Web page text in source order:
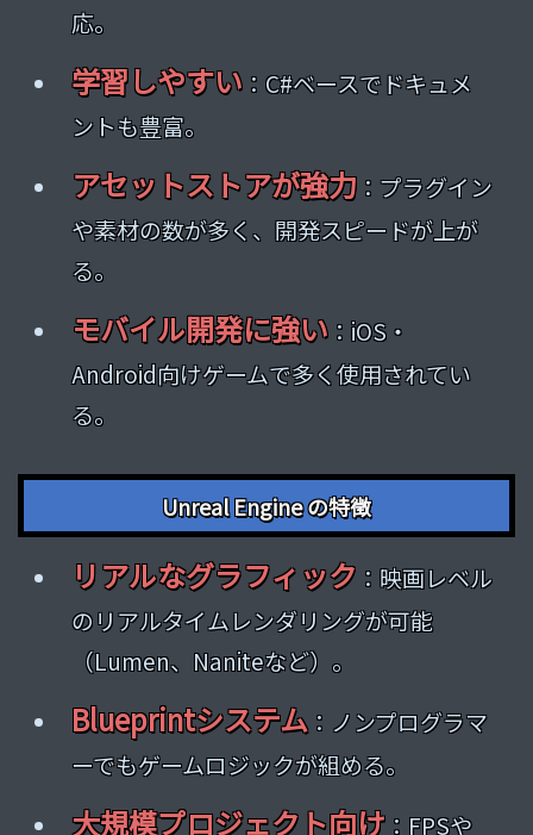
応。
学習しやすい ：C#ベースでドキュメ
ントも豊富。
アセットストアが強力 ：プラグイン
や素材の数が多く、開発スピードが上が
る。
モバイル開発に強い ：iOS・
Android向けゲームで多く使用されてい
る。
Unreal Engine の特徴
リアルなグラフィック ：映画レベル
のリアルタイムレンダリングが可能
（Lumen、Naniteなど）。
Blueprintシステム：ノンプログラマ
ーでもゲームロジックが組める。
大規模プロジェクト向け ：FPSや